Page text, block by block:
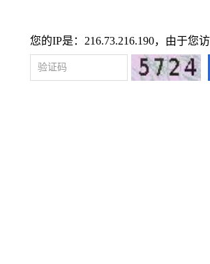
您的IP是：216.73.216.190，由于您